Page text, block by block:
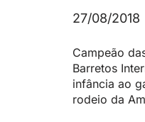
27/08/2018
Campeão
Barretos
infância ao
rodeio da